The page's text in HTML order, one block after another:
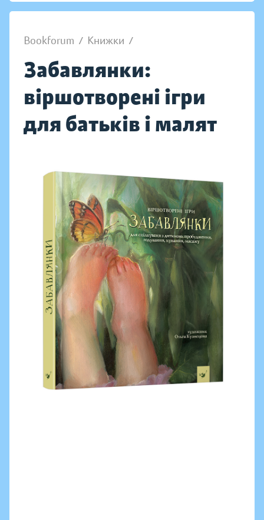
Bookforum / Книжки /
Забавлянки:
віршотворені ігри
для батьків і малят